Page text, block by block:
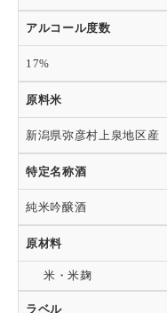
アルコール度数
17%
原料米
新潟県弥彦村上泉地区
特定名称酒
純米吟醸酒
原材料
米・米麹
ラベル